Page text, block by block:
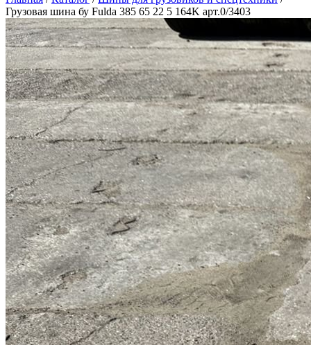
Грузовая шина бу Fulda 385 65 22 5 164K арт.0/3403